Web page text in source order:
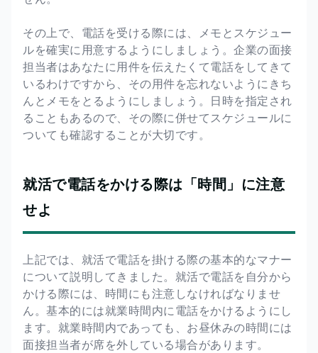
その上で、電話を受ける際には、メモとスケジュー
ルを確実に用意するようにしましょう。企業の面接
担当者はあなたに用件を伝えたくて電話をしてきて
いるわけですから、その用件を忘れないようにきち
んとメモをとるようにしましょう。日時を指定され
ることもあるので、その際に併せてスケジュールに
ついても確認することが大切です。
就活で電話をかける際は「時間」に注意
せよ
上記では、就活で電話を掛ける際の基本的なマナー
について説明してきました。就活で電話を自分から
かける際には、時間にも注意しなければなりませ
ん。基本的には就業時間内に電話をかけるようにし
ます。就業時間内であっても、お昼休みの時間には
面接担当者が席を外している場合があります。